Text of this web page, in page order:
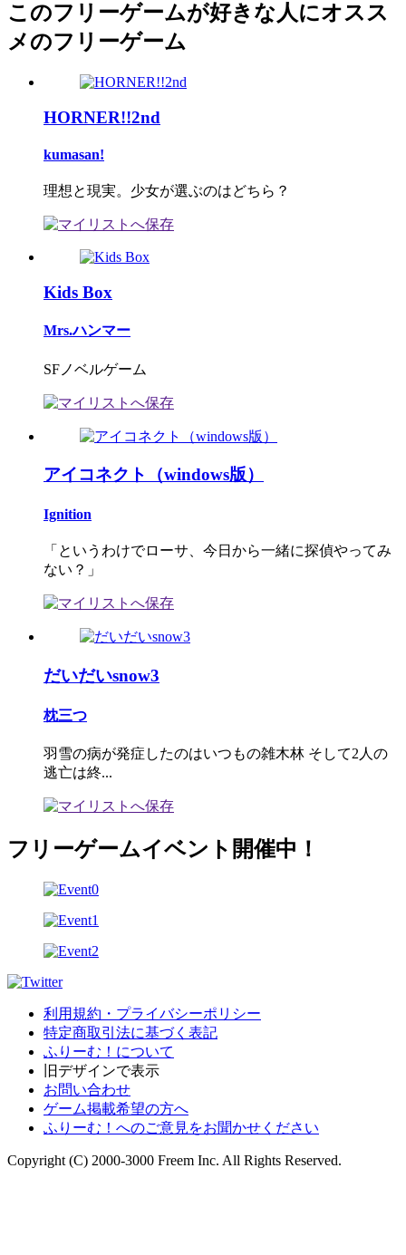
このフリーゲームが好きな人にオスス
メのフリーゲーム
HORNER!!2nd
kumasan!
理想と現実。少女が選ぶのはどちら？
Kids Box
Mrs.ハンマー
SFノベルゲーム
アイコネクト（windows版）
Ignition
「というわけでローサ、今日から一緒に探偵やってみ
ない？」
だいだいsnow3
枕三つ
羽雪の病が発症したのはいつもの雑木林 そして2人の
逃亡は終...
フリーゲームイベント開催中！
利用規約・プライバシーポリシー
特定商取引法に基づく表記
ふりーむ！について
旧デザインで表示
お問い合わせ
ゲーム掲載希望の方へ
ふりーむ！へのご意見をお聞かせください
Copyright (C) 2000-3000 Freem Inc. All Rights Reserved.